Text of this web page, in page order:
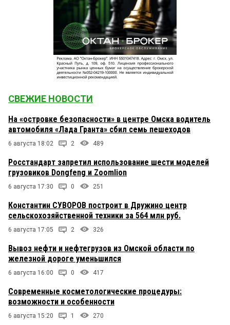
СВЕЖИЕ НОВОСТИ
На «островке безопасности» в центре Омска водитель
автомобиля «Лада Гранта» сбил семь пешеходов
6 августа 18:02 2 489
Росстандарт запретил использование шести моделей
грузовиков Dongfeng и Zoomlion
6 августа 17:30 0 251
Константин СУВОРОВ построит в Дружино центр
сельскохозяйственной техники за 564 млн руб.
6 августа 17:05 2 326
Вывоз нефти и нефтегрузов из Омской области по
железной дороге уменьшился
6 августа 16:00 0 417
Современные косметологические процедуры:
возможности и особенности
6 августа 15:20 1 270